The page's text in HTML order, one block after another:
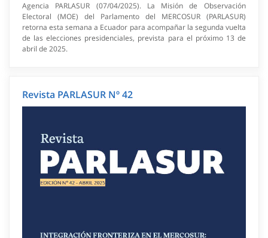
Agencia PARLASUR (07/04/2025). La Misión de Observación
Electoral (MOE) del Parlamento del MERCOSUR (PARLASUR)
retorna esta semana a Ecuador para acompañar la segunda vuelta
de las elecciones presidenciales, prevista para el próximo 13 de
abril de 2025.
Revista PARLASUR Nº 42